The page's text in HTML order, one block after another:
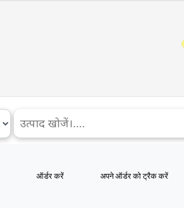
ऑर्डर करें अपने ऑर्डर को ट्रैक करें